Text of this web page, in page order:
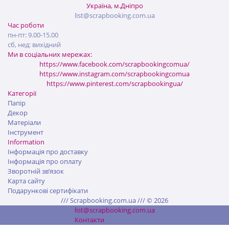
Україна, м.Дніпро
list@scrapbooking.com.ua
Категорії
Папір
Декор
Матеріали
Інструмент
Information
Інформація про доставку
Інформація про оплату
Зворотній зв’язок
Карта сайту
Подарункові сертифікати
Час роботи
пн-пт: 9.00-15.00
сб, нед: вихідний
Ми в соціальних мережах:
https://www.facebook.com/scrapbookingcomua/
https://www.instagram.com/scrapbookingcomua
https://www.pinterest.com/scrapbookingua/
/// Scrapbooking.com.ua /// © 2026
list@scrapbooking.com.ua
Контакти